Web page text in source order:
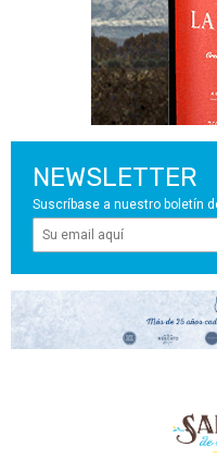
NEWSLETTER
Suscríbase a nuestro boletín